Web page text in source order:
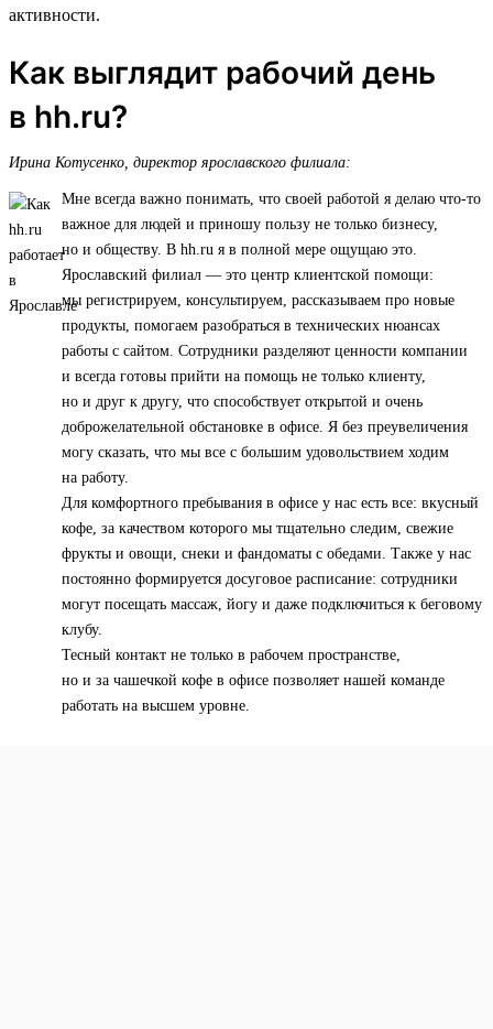
активности.
Как выглядит рабочий день
в hh.ru?
Ирина Котусенко, директор ярославского филиала:
Мне всегда важно понимать, что своей работой я делаю что-то
важное для людей и приношу пользу не только бизнесу,
но и обществу. В hh.ru я в полной мере ощущаю это.
Ярославский филиал — это центр клиентской помощи:
мы регистрируем, консультируем, рассказываем про новые
продукты, помогаем разобраться в технических нюансах
работы с сайтом. Сотрудники разделяют ценности компании
и всегда готовы прийти на помощь не только клиенту,
но и друг к другу, что способствует открытой и очень
доброжелательной обстановке в офисе. Я без преувеличения
могу сказать, что мы все с большим удовольствием ходим
на работу.
Для комфортного пребывания в офисе у нас есть все: вкусный
кофе, за качеством которого мы тщательно следим, свежие
фрукты и овощи, снеки и фандоматы с обедами. Также у нас
постоянно формируется досуговое расписание: сотрудники
могут посещать массаж, йогу и даже подключиться к беговому
клубу.
Тесный контакт не только в рабочем пространстве,
но и за чашечкой кофе в офисе позволяет нашей команде
работать на высшем уровне.